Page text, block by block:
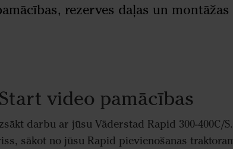
rezerves daļas un montāžas
video pamācības
darbu ar jūsu Väderstad Rapid 300-400C/S.
sākot no jūsu Rapid pievienošanas